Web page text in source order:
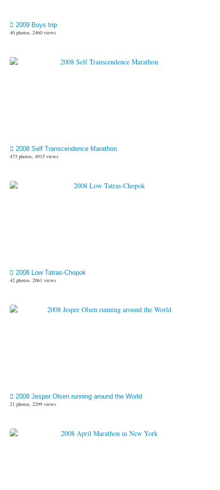
2009 Boys trip
40 photos, 2460 views
2008 Self Transcendence Marathon
473 photos, 4915 views
2008 Low Tatras-Chopok
42 photos, 2061 views
2008 Jesper Olsen running around the World
21 photos, 2299 views